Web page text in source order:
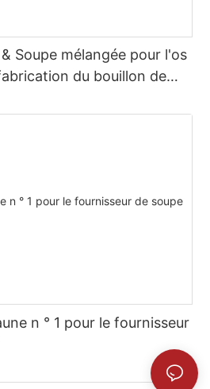
Soupe mélangée pour l'os
du bouillon de
n ° 1 pour le fournisseur